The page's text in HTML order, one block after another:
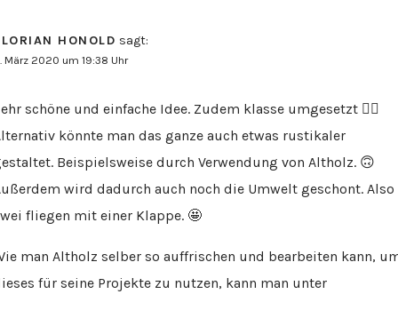
HONOLD sagt:
März 2020 um 19:38 Uhr
schöne und einfache Idee. Zudem klasse umgesetzt 👍🏽
könnte man das ganze auch etwas rustikaler
Beispielsweise durch Verwendung von Altholz. 🙃
wird dadurch auch noch die Umwelt geschont. Also
fliegen mit einer Klappe. 🤩
man Altholz selber so auffrischen und bearbeiten kann,
für seine Projekte zu nutzen, kann man unter